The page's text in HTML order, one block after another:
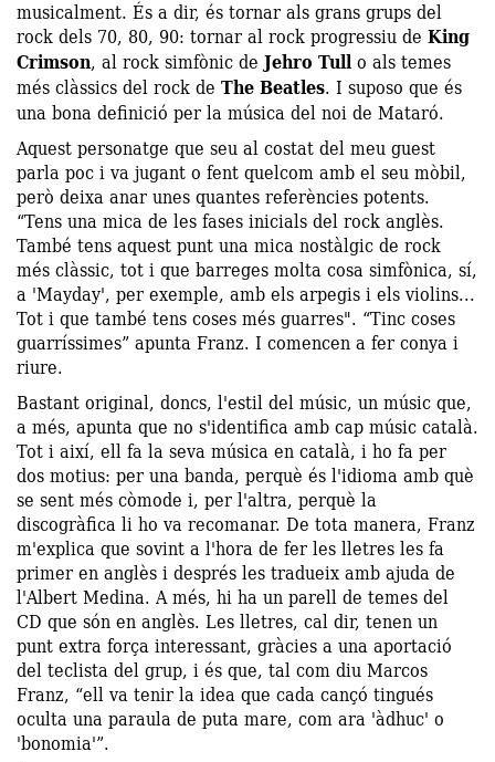
musicalment. És a dir, és tornar als grans grups del
rock dels 70, 80, 90: tornar al rock progressiu de King
Crimson, al rock simfònic de Jehro Tullo als temes
més clàssics del rock de The Beatles. I suposo que és
una bona definició per la música del noi de Mataró.
Aquest personatge que seu al costat del meu guest
parla poc i va jugant o fent quelcom amb el seu mòbil,
però deixa anar unes quantes referències potents.
“Tens una mica de les fases inicials del rock anglès.
També tens aquest punt una mica nostàlgic de rock
més clàssic, tot i que barreges molta cosa simfònica, sí,
a 'Mayday', per exemple, amb els arpegis i els violins...
Tot i que també tens coses més guarres". “Tinc coses
guarríssimes” apunta Franz. I comencen a fer conya i
riure.
Bastant original, doncs, l'estil del músic, un músic que,
a més, apunta que no s'identifica amb cap músic català.
Tot i així, ell fa la seva música en català, i ho fa per
dos motius: per una banda, perquè és l'idioma amb què
se sent més còmode i, per l'altra, perquè la
discogràfica li ho va recomanar. De tota manera, Franz
m'explica que sovint a l'hora de fer les lletres les fa
primer en anglès i després les tradueix amb ajuda de
l'Albert Medina. A més, hi ha un parell de temes del
CD que són en anglès. Les lletres, cal dir, tenen un
punt extra força interessant, gràcies a una aportació
del teclista del grup, i és que, tal com diu Marcos
Franz, “ell va tenir la idea que cada cançó tingués
oculta una paraula de puta mare, com ara 'àdhuc' o
'bonomia'”.